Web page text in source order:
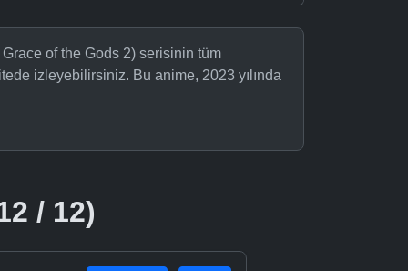
of the Gods 2) serisinin tüm
izleyebilirsiniz. Bu anime, 2023 yılında
/ 12)